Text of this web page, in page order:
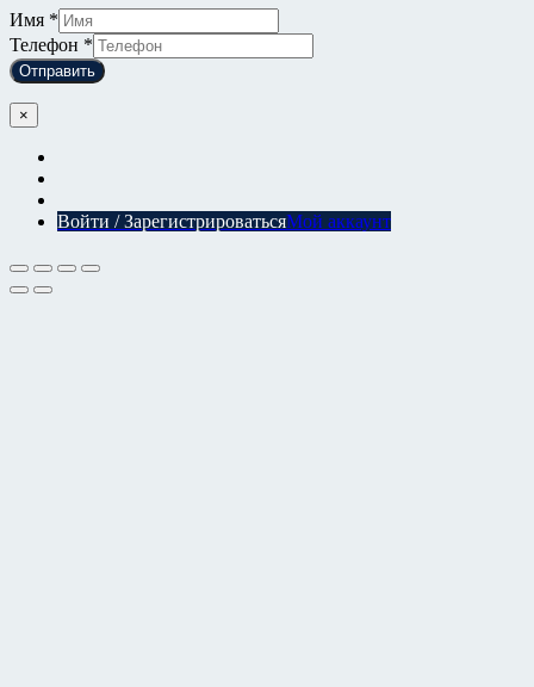
Имя *
Телефон *
Отправить
×
Войти / ЗарегистрироватьсяМой аккаунт